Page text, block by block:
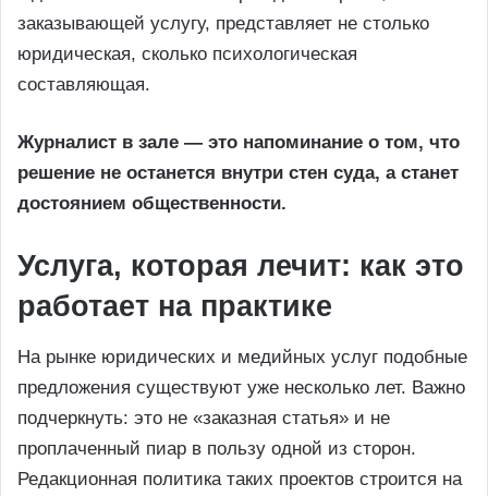
заказывающей услугу, представляет не столько
юридическая, сколько психологическая
составляющая.
Журналист в зале — это напоминание о том, что
решение не останется внутри стен суда, а станет
достоянием общественности.
Услуга, которая лечит: как это
работает на практике
На рынке юридических и медийных услуг подобные
предложения существуют уже несколько лет. Важно
подчеркнуть: это не «заказная статья» и не
проплаченный пиар в пользу одной из сторон.
Редакционная политика таких проектов строится на